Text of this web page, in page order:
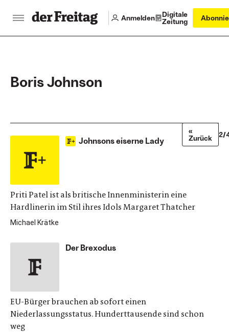
Anmelden
Digitale
Zeitung
Boris Johnson
Johnsons eiserne Lady
Priti Patel ist als britische Innenministerin eine
Hardlinerin im Stil ihres Idols Margaret Thatcher
Michael Krätke
Der Brexodus
EU-Bürger brauchen ab sofort einen
Niederlassungsstatus. Hunderttausende sind schon
weg
«
Zurück
2/